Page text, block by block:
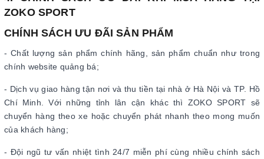
ZOKO SPORT
CHÍNH SÁCH ƯU ĐÃI SẢN PHẨM
- Chất lượng sản phẩm chính hãng, sản phẩm chuẩn như trong
chính website quảng bá;
- Dịch vụ giao hàng tận nơi và thu tiền tại nhà ở Hà Nội và TP. Hồ
Chí Minh. Với những tỉnh lân cận khác thì ZOKO SPORT sẽ
chuyển hàng theo xe hoặc chuyển phát nhanh theo mong muốn
của khách hàng;
- Đội ngũ tư vấn nhiệt tình 24/7 miễn phí cùng nhiều chính sách